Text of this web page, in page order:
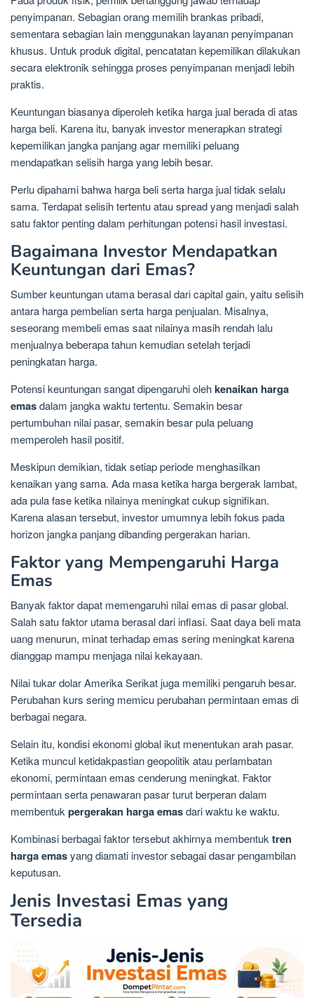
penyimpanan. Sebagian orang memilih brankas pribadi,
sementara sebagian lain menggunakan layanan penyimpanan
khusus. Untuk produk digital, pencatatan kepemilikan dilakukan
secara elektronik sehingga proses penyimpanan menjadi lebih
praktis.
Keuntungan biasanya diperoleh ketika harga jual berada di atas
harga beli. Karena itu, banyak investor menerapkan strategi
kepemilikan jangka panjang agar memiliki peluang
mendapatkan selisih harga yang lebih besar.
Perlu dipahami bahwa harga beli serta harga jual tidak selalu
sama. Terdapat selisih tertentu atau spread yang menjadi salah
satu faktor penting dalam perhitungan potensi hasil investasi.
Bagaimana Investor Mendapatkan
Keuntungan dari Emas?
Sumber keuntungan utama berasal dari capital gain, yaitu selisih
antara harga pembelian serta harga penjualan. Misalnya,
seseorang membeli emas saat nilainya masih rendah lalu
menjualnya beberapa tahun kemudian setelah terjadi
peningkatan harga.
Potensi keuntungan sangat dipengaruhi olehkenaikan harga
emasdalam jangka waktu tertentu. Semakin besar
pertumbuhan nilai pasar, semakin besar pula peluang
memperoleh hasil positif.
Meskipun demikian, tidak setiap periode menghasilkan
kenaikan yang sama. Ada masa ketika harga bergerak lambat,
ada pula fase ketika nilainya meningkat cukup signifikan.
Karena alasan tersebut, investor umumnya lebih fokus pada
horizon jangka panjang dibanding pergerakan harian.
Faktor yang Mempengaruhi Harga
Emas
Banyak faktor dapat memengaruhi nilai emas di pasar global.
Salah satu faktor utama berasal dari inflasi. Saat daya beli mata
uang menurun, minat terhadap emas sering meningkat karena
dianggap mampu menjaga nilai kekayaan.
Nilai tukar dolar Amerika Serikat juga memiliki pengaruh besar.
Perubahan kurs sering memicu perubahan permintaan emas di
berbagai negara.
Selain itu, kondisi ekonomi global ikut menentukan arah pasar.
Ketika muncul ketidakpastian geopolitik atau perlambatan
ekonomi, permintaan emas cenderung meningkat. Faktor
permintaan serta penawaran pasar turut berperan dalam
membentuk pergerakan harga emasdari waktu ke waktu.
Kombinasi berbagai faktor tersebut akhirnya membentuk tren
harga emasyang diamati investor sebagai dasar pengambilan
keputusan.
Jenis Investasi Emas yang
Tersedia